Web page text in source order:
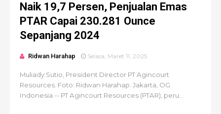
Naik 19,7 Persen, Penjualan Emas
PTAR Capai 230.281 Ounce
Sepanjang 2024
Ridwan Harahap Selasa, Maret 11, 2025
Muliady Sutio, President Director PT Agincourt
Resources. Foto: Ridwan Harahap. Jakarta, OG
Indonesia -- PT Agincourt Resources (PTAR), peru...